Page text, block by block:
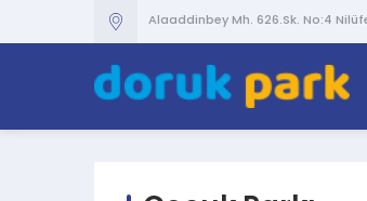
Alaaddinbey Mh. 626.Sk. No:4